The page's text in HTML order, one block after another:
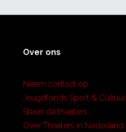
Over ons
Neem contact op
Jeugdfonds Sport & Cultuur
Steun de theaters
Over Theaters in Nederland